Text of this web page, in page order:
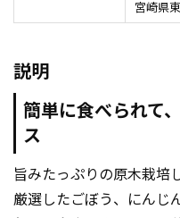
宮崎県
説明
簡単に食べられて
ス
旨みたっぷりの原木栽培
厳選したごぼう、にんじ